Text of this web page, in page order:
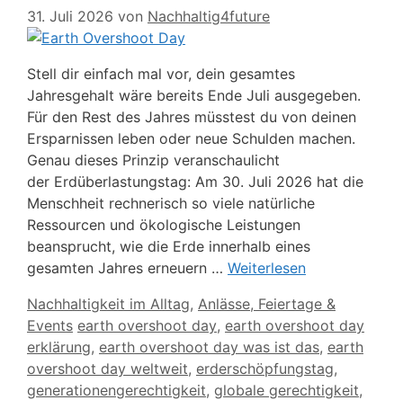
31. Juli 2026 von Nachhaltig4future
Stell dir einfach mal vor, dein gesamtes
Jahresgehalt wäre bereits Ende Juli ausgegeben.
Für den Rest des Jahres müsstest du von deinen
Ersparnissen leben oder neue Schulden machen.
Genau dieses Prinzip veranschaulicht
der Erdüberlastungstag: Am 30. Juli 2026 hat die
Menschheit rechnerisch so viele natürliche
Ressourcen und ökologische Leistungen
beansprucht, wie die Erde innerhalb eines
gesamten Jahres erneuern … Weiterlesen
Kategorien
Nachhaltigkeit im Alltag, Anlässe, Feiertage &
Events Schlagwörter
earth overshoot day, earth overshoot day
erklärung, earth overshoot day was ist das, earth
overshoot day weltweit, erderschöpfungstag,
generationengerechtigkeit, globale gerechtigkeit,